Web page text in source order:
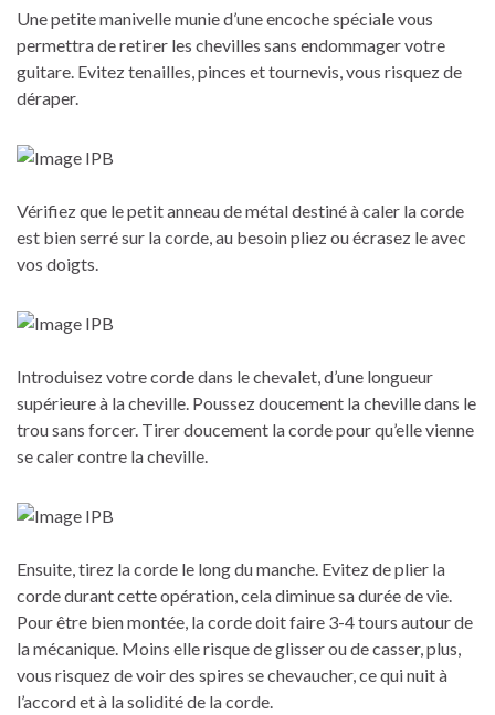
Une petite manivelle munie d’une encoche spéciale vous
permettra de retirer les chevilles sans endommager votre
guitare. Evitez tenailles, pinces et tournevis, vous risquez de
déraper.
Vérifiez que le petit anneau de métal destiné à caler la corde
est bien serré sur la corde, au besoin pliez ou écrasez le avec
vos doigts.
Introduisez votre corde dans le chevalet, d’une longueur
supérieure à la cheville. Poussez doucement la cheville dans le
trou sans forcer. Tirer doucement la corde pour qu’elle vienne
se caler contre la cheville.
Ensuite, tirez la corde le long du manche. Evitez de plier la
corde durant cette opération, cela diminue sa durée de vie.
Pour être bien montée, la corde doit faire 3-4 tours autour de
la mécanique. Moins elle risque de glisser ou de casser, plus,
vous risquez de voir des spires se chevaucher, ce qui nuit à
l’accord et à la solidité de la corde.